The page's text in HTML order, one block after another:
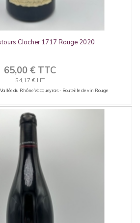
Clocher 1717 Rouge 2020
65,00 € TTC
54,17 € HT
du Rhône Vacqueyras - Bouteille de vin Rouge